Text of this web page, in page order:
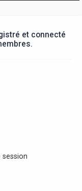
et connecté